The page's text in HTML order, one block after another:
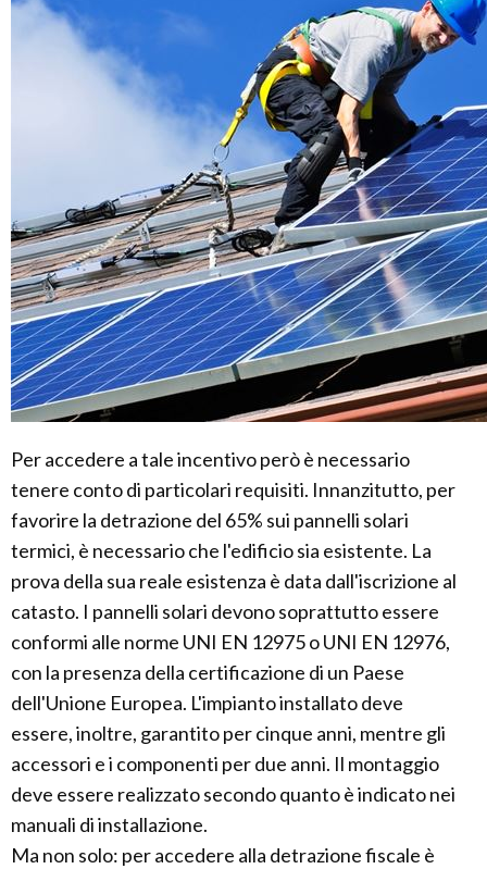
Per accedere a tale incentivo però è necessario
tenere conto di particolari requisiti. Innanzitutto, per
favorire la detrazione del 65% sui pannelli solari
termici, è necessario che l'edificio sia esistente. La
prova della sua reale esistenza è data dall'iscrizione al
catasto. I pannelli solari devono soprattutto essere
conformi alle norme UNI EN 12975 o UNI EN 12976,
con la presenza della certificazione di un Paese
dell'Unione Europea. L'impianto installato deve
essere, inoltre, garantito per cinque anni, mentre gli
accessori e i componenti per due anni. Il montaggio
deve essere realizzato secondo quanto è indicato nei
manuali di installazione.
Ma non solo: per accedere alla detrazione fiscale è